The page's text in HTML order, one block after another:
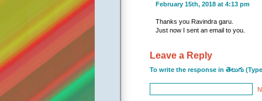
February 15th, 2018 at 4:13 pm
Thanks you Ravindra garu.
Just now I sent an email to you.
Leave a Reply
To write the response in తెలుగు